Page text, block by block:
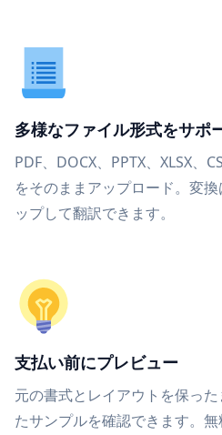
多様なファイル形式をサポ
PDF、DOCX、PPTX、XLSX、
をそのままアップロード。変
ップして翻訳できます。
支払い前にプレビュー
元の書式とレイアウトを保っ
たサンプルを確認できます。